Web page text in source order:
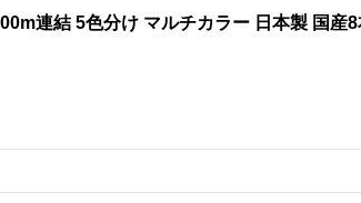
連結 5色分け マルチカラー 日本製 国産